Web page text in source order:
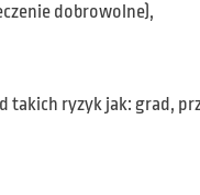
dobrowolne),
takich ryzyk jak: grad,